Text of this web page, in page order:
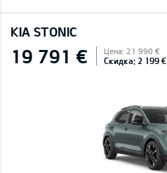
KIA STONIC
19 791 € Цена: 21 990 €
Скидка: 2 199 €